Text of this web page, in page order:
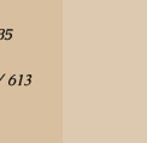
613